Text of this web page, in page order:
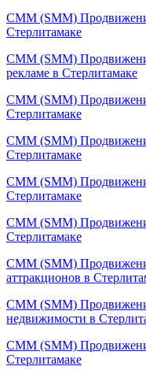
СММ (SMM)
Стерлитамаке
СММ (SMM)
рекламе в Стерлитамаке
СММ (SMM)
Стерлитамаке
СММ (SMM)
Стерлитамаке
СММ (SMM)
Стерлитамаке
СММ (SMM)
Стерлитамаке
СММ (SMM)
аттракционов в
СММ (SMM)
недвижимости в
СММ (SMM)
Стерлитамаке